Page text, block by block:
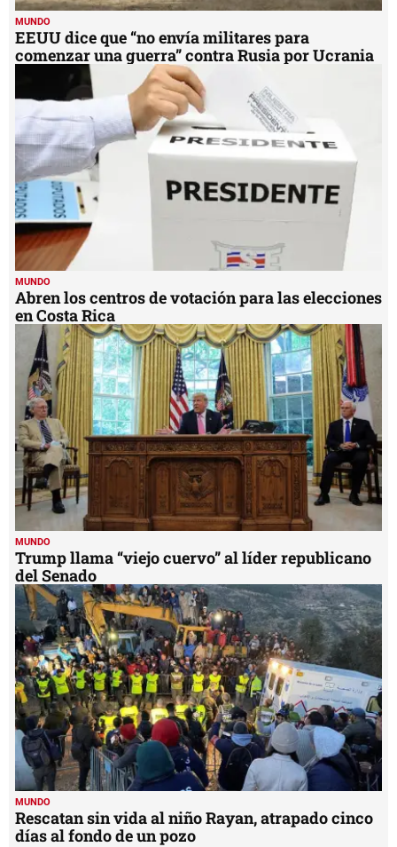
MUNDO
EEUU dice que “no envía militares para
comenzar una guerra” contra Rusia por Ucrania
MUNDO
Abren los centros de votación para las elecciones
en Costa Rica
MUNDO
Trump llama “viejo cuervo” al líder republicano
del Senado
MUNDO
Rescatan sin vida al niño Rayan, atrapado cinco
días al fondo de un pozo